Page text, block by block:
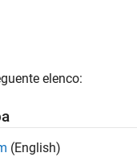
elenco:
(English)